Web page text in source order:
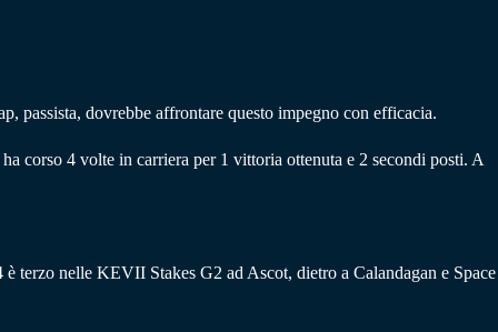
passista, dovrebbe affrontare questo impegno con efficacia.
corso 4 volte in carriera per 1 vittoria ottenuta e 2 secondi posti. A
terzo nelle KEVII Stakes G2 ad Ascot, dietro a Calandagan e Space